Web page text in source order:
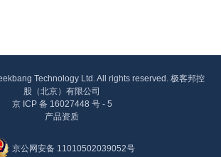
Technology Ltd. All rights reserved. 极客邦控
股（北京）有限公司
京 ICP 备 16027448 号 - 5
产品资质
京公网安备 11010502039052号